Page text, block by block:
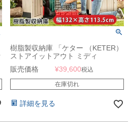
樹脂製収納庫 「ケター （KETER）
ストアイットアウト ミディ
（STORE IT OUT MIDI）」
販売価格 ¥39,600税込
在庫切れ
詳細を見る